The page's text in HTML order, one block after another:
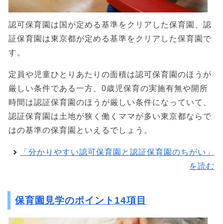
認可保育園は国が定める基準をクリアした保育園、認
証保育園は東京都が定める基準をクリアした保育園で
す。
定員や児童ひとりあたりの面積は認可保育園のほうが
厳しい条件である一方、0歳児保育の実施有無や開所
時間は認証保育園のほうが厳しい条件になっていて、
認証保育園は土地が狭く働くママが多い東京都ならで
はの基準の保育園といえるでしょう。
「分かりやすい認可保育園と認証保育園のちがい」
を読む
保育園見学のポイント14項目